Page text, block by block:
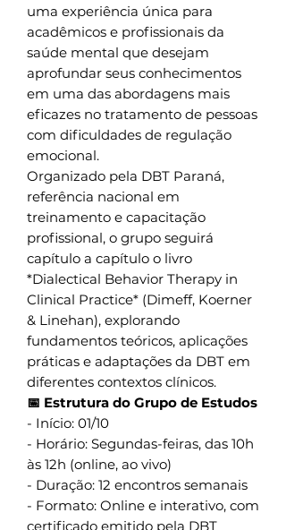
uma experiência única para
acadêmicos e profissionais da
saúde mental que desejam
aprofundar seus conhecimentos
em uma das abordagens mais
eficazes no tratamento de pessoas
com dificuldades de regulação
emocional.
Organizado pela DBT Paraná,
referência nacional em
treinamento e capacitação
profissional, o grupo seguirá
capítulo a capítulo o livro
*Dialectical Behavior Therapy in
Clinical Practice* (Dimeff, Koerner
& Linehan), explorando
fundamentos teóricos, aplicações
práticas e adaptações da DBT em
diferentes contextos clínicos.
📅 Estrutura do Grupo de Estudos
- Início: 01/10
- Horário: Segundas-feiras, das 10h
às 12h (online, ao vivo)
- Duração: 12 encontros semanais
- Formato: Online e interativo, com
certificado emitido pela DBT